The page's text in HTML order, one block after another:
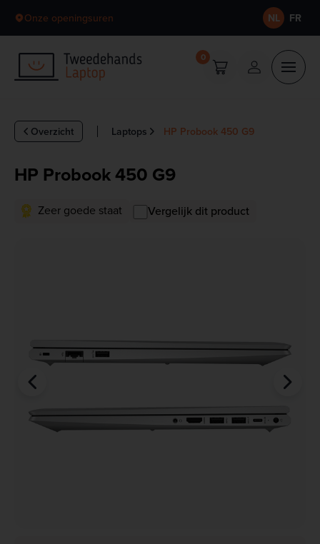
Onze openingsuren NL FR
0
Laptops HP Probook 450 G9
Overzicht
HP Probook 450 G9
Zeer goede staat Vergelijk dit product